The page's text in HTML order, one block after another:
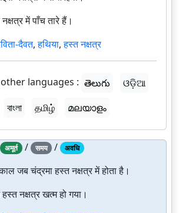
में पाँच तारे हैं।
दैवत,हथिया,हस्त नक्षत्र
languages : తెలుగు
ଓଡ଼ିଆ
বাংলা தமிழ் മലയാളം
अमूर्त / समय / अवधि
जब चंद्रमा हस्त नक्षत्र में होता है।
नक्षत्र खत्म हो गया।